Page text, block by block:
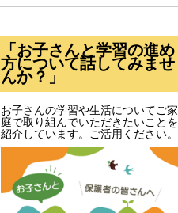
「お子さんと学習の進め
方について話してみませ
んか？」
お子さんの学習や生活についてご家
庭で取り組んでいただきたいことを
紹介しています。ご活用ください。